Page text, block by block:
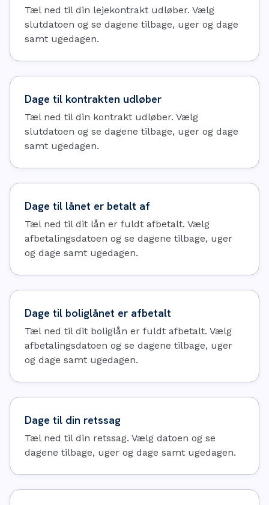
Tæl ned til din lejekontrakt udløber. Vælg
slutdatoen og se dagene tilbage, uger og dage
samt ugedagen.
Dage til kontrakten udløber
Tæl ned til din kontrakt udløber. Vælg
slutdatoen og se dagene tilbage, uger og dage
samt ugedagen.
Dage til lånet er betalt af
Tæl ned til dit lån er fuldt afbetalt. Vælg
afbetalingsdatoen og se dagene tilbage, uger
og dage samt ugedagen.
Dage til boliglånet er afbetalt
Tæl ned til dit boliglån er fuldt afbetalt. Vælg
afbetalingsdatoen og se dagene tilbage, uger
og dage samt ugedagen.
Dage til din retssag
Tæl ned til din retssag. Vælg datoen og se
dagene tilbage, uger og dage samt ugedagen.